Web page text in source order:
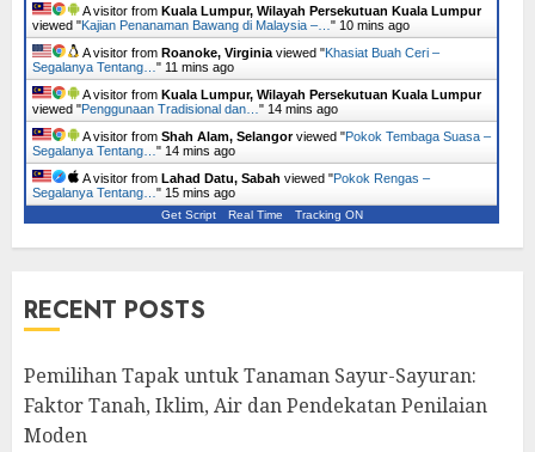
A visitor from Kuala Lumpur, Wilayah Persekutuan Kuala Lumpur
viewed "Kajian Penanaman Bawang di Malaysia –… " 10 mins ago
A visitor from Roanoke, Virginia viewed "Khasiat Buah Ceri –
Segalanya Tentang… " 11 mins ago
A visitor from Kuala Lumpur, Wilayah Persekutuan Kuala Lumpur
viewed "Penggunaan Tradisional dan… " 14 mins ago
A visitor from Shah Alam, Selangorviewed "Pokok Tembaga Suasa –
Segalanya Tentang… " 14 mins ago
A visitor from Lahad Datu, Sabah viewed "Pokok Rengas –
Segalanya Tentang… " 15 mins ago
Get Script Real Time Tracking ON
RECENT POSTS
Pemilihan Tapak untuk Tanaman Sayur-Sayuran:
Faktor Tanah, Iklim, Air dan Pendekatan Penilaian
Moden